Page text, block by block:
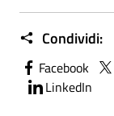
Condividi:
Facebook
LinkedIn